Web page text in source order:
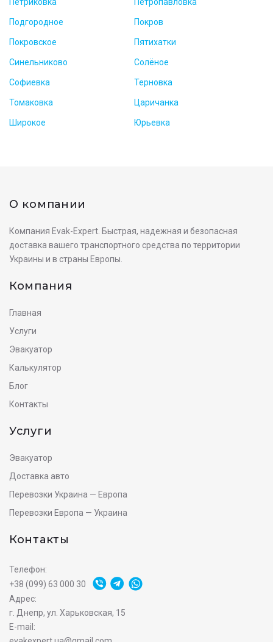
Подгородное Покров
Покровское Пятихатки
Синельниково Солёное
Софиевка Терновка
Томаковка Царичанка
Широкое Юрьевка
О компании
Компания Evak-Expert. Быстрая, надежная и безопасная
доставка вашего транспортного средства по территории
Украины и в страны Европы.
Компания
Главная
Услуги
Эвакуатор
Калькулятор
Блог
Контакты
Услуги
Эвакуатор
Доставка авто
Перевозки Украина — Европа
Перевозки Европа — Украина
Контакты
Телефон:
+38 (099) 63 000 30
Адрес:
г. Днепр, ул. Харьковская, 15
E-mail: